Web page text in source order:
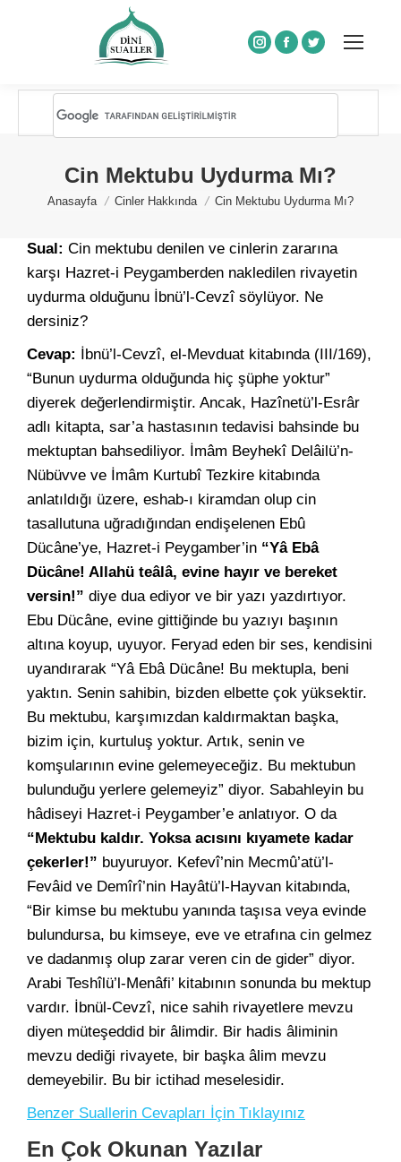
Instagram
Facebook
Twitter
Cin Mektubu Uydurma Mı?
You are here:
Anasayfa Cinler Hakkında Cin Mektubu Uydurma Mı?
Sual: Cin mektubu denilen ve cinlerin zararına
karşı Hazret-i Peygamberden nakledilen rivayetin
uydurma olduğunu İbnü’l-Cevzî söylüyor. Ne
dersiniz?
Cevap: İbnü’l-Cevzî, el-Mevduat kitabında (III/169),
“Bunun uydurma olduğunda hiç şüphe yoktur”
diyerek değerlendirmiştir. Ancak, Hazînetü’l-Esrâr
adlı kitapta, sar’a hastasının tedavisi bahsinde bu
mektuptan bahsediliyor. İmâm Beyhekî Delâilü’n-
Nübüvve ve İmâm Kurtubî Tezkire kitabında
anlatıldığı üzere, eshab-ı kiramdan olup cin
tasallutuna uğradığından endişelenen Ebû
Dücâne’ye, Hazret-i Peygamber’in “Yâ Ebâ
Dücâne! Allahü teâlâ, evine hayır ve bereket
versin!” diye dua ediyor ve bir yazı yazdırtıyor.
Ebu Dücâne, evine gittiğinde bu yazıyı başının
altına koyup, uyuyor. Feryad eden bir ses, kendisini
uyandırarak “Yâ Ebâ Dücâne! Bu mektupla, beni
yaktın. Senin sahibin, bizden elbette çok yüksektir.
Bu mektubu, karşımızdan kaldırmaktan başka,
bizim için, kurtuluş yoktur. Artık, senin ve
komşularının evine gelemeyeceğiz. Bu mektubun
bulunduğu yerlere gelemeyiz” diyor. Sabahleyin bu
hâdiseyi Hazret-i Peygamber’e anlatıyor. O da
“Mektubu kaldır. Yoksa acısını kıyamete kadar
çekerler!” buyuruyor. Kefevî’nin Mecmû’atü’l-
Fevâid ve Demîrî’nin Hayâtü’l-Hayvan kitabında,
“Bir kimse bu mektubu yanında taşısa veya evinde
bulundursa, bu kimseye, eve ve etrafına cin gelmez
ve dadanmış olup zarar veren cin de gider” diyor.
Arabi Teshîlü’l-Menâfi’ kitabının sonunda bu mektup
vardır. İbnül-Cevzî, nice sahih rivayetlere mevzu
diyen müteşeddid bir âlimdir. Bir hadis âliminin
mevzu dediği rivayete, bir başka âlim mevzu
demeyebilir. Bu bir ictihad meselesidir.
Benzer Suallerin Cevapları İçin Tıklayınız
En Çok Okunan Yazılar